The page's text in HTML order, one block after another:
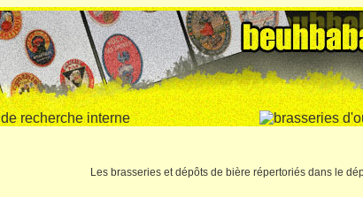
Les brasseries et dépôts de bière répertoriés dans le